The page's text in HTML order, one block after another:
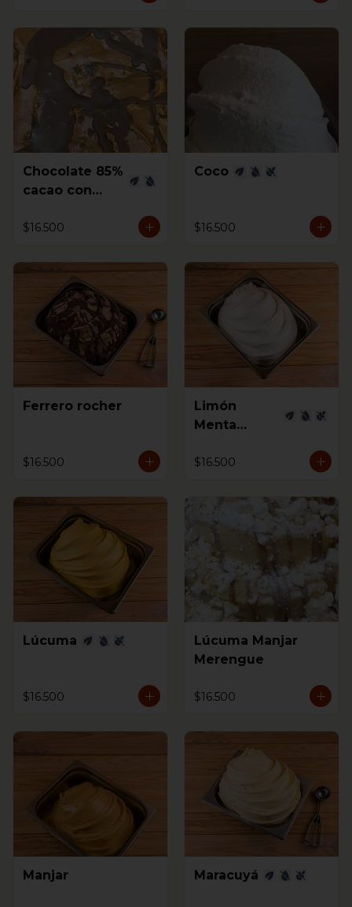
Chocolate 85%
cacao con
$16.500
Coco
$16.500
Ferrero rocher
$16.500
Limón
Menta
$16.500
Lúcuma
$16.500
Lúcuma Manjar
Merengue
$16.500
Manjar Maracuyá